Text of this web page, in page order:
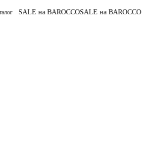
SALE на BAROCCOSALE на BAROCCO